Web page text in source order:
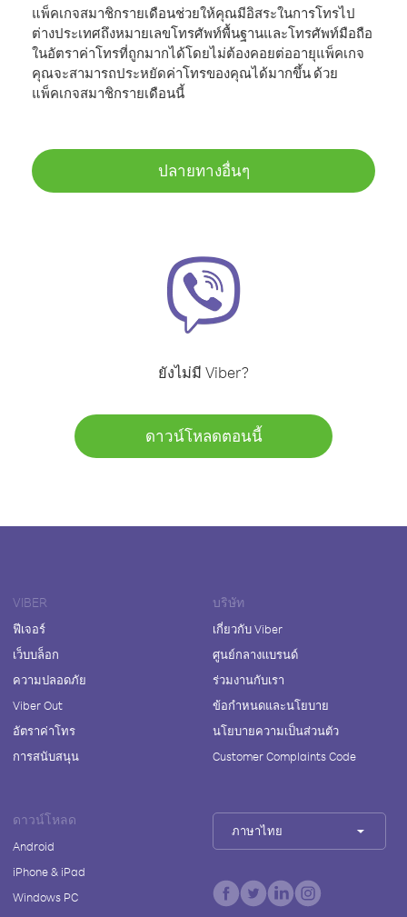
แพ็คเกจสมาชิกรายเดือนช่วยให้คุณมีอิสระในการโทรไป
ต่างประเทศถึงหมายเลขโทรศัพท์พื้นฐานและโทรศัพท์มือถือ
ในอัตราค่าโทรที่ถูกมากได้โดยไม่ต้องคอยต่ออายุแพ็คเกจ
คุณจะสามารถประหยัดค่าโทรของคุณได้มากขึ้น ด้วย
แพ็คเกจสมาชิกรายเดือนนี้
ปลายทางอื่นๆ
ยังไม่มี Viber?
ดาวน์โหลดตอนนี้
VIBER
ฟีเจอร์
เว็บบล็อก
ความปลอดภัย
Viber Out
อัตราค่าโทร
การสนับสนุน
บริษัท
เกี่ยวกับ Viber
ศูนย์กลางแบรนด์
ร่วมงานกับเรา
ข้อกำหนดและนโยบาย
นโยบายความเป็นส่วนตัว
Customer Complaints Code
ดาวน์โหลด
Android
iPhone & iPad
Windows PC
ภาษาไทย